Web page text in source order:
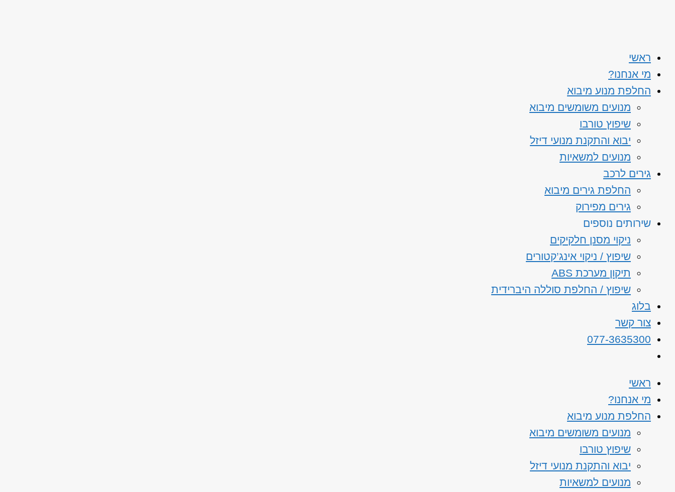
ראשי
מי אנחנו?
החלפת מנוע מיבוא
מנועים משומשים מיבוא
שיפוץ טורבו
יבוא והתקנת מנועי דיזל
מנועים למשאיות
גירים לרכב
החלפת גירים מיבוא
גירים מפירוק
שירותים נוספים
ניקוי מסנן חלקיקים
שיפוץ / ניקוי אינג’קטורים
תיקון מערכת ABS
שיפוץ / החלפת סוללה היברידית
בלוג
צור קשר
077-3635300
ראשי
מי אנחנו?
החלפת מנוע מיבוא
מנועים משומשים מיבוא
שיפוץ טורבו
יבוא והתקנת מנועי דיזל
מנועים למשאיות